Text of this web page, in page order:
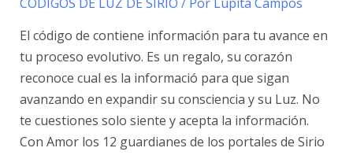
El código de contiene información para tu avance en
tu proceso evolutivo. Es un regalo, su corazón
reconoce cual es la informació para que sigan
avanzando en expandir su consciencia y su Luz. No
te cuestiones solo siente y acepta la información.
Con Amor los 12 guardianes de los portales de Sirio